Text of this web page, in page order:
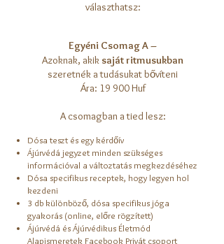
választhatsz:
Egyéni Csomag A –
Azoknak, akik saját ritmusukban
szeretnék a tudásukat bővíteni
Ára: 19 900 Huf
A csomagban a tied lesz:
Dósa teszt és egy kérdőív
Ájúrvédá jegyzet minden szükséges
információval a változtatás megkezdéséhez
Dósa specifikus receptek, hogy legyen hol
kezdeni
3 db különböző, dósa specifikus jóga
gyakorás (online, előre rögzített)
Ájúrvédá és Ájúrvédikus Életmód
Alapismeretek Facebook Privát csoport